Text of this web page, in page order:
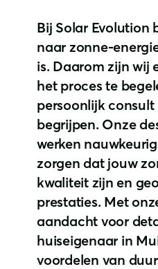
Bij Solar Evolution
naar zonne-
is. Daarom zijn wij
het proces te
persoonlijk
begrijpen. Onze
werken
zorgen dat jouw
kwaliteit zijn en
prestaties. Met
aandacht voor
huiseigenaar in
voordelen van